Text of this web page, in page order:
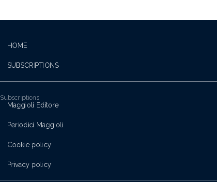
HOME
SUBSCRIPTIONS
Subscriptions
Maggioli Editore
Periodici Maggioli
Cookie policy
Privacy policy